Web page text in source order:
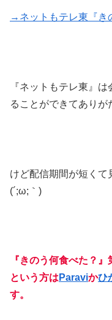
→ネットもテレ東『き
『ネットもテレ東』
ることができてありが
けど配信期間が短くて
(´;ω;｀)
『きのう何食べた？
という方は Paraviかひ
す。